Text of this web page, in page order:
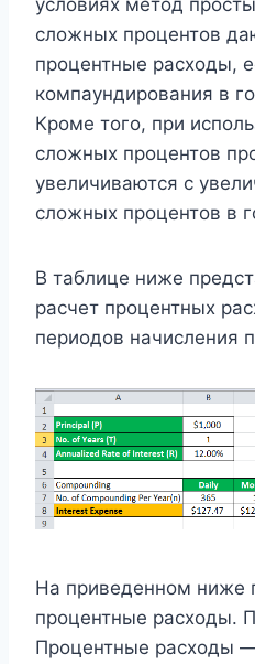
сложных процентов
процентные расходы,
компаундирования в
Кроме того, при
сложных процентов
увеличиваются с
сложных процентов в
В таблице ниже
расчет процентных
периодов начисления
На приведенном ниже
процентные расходы.
Процентные расходы